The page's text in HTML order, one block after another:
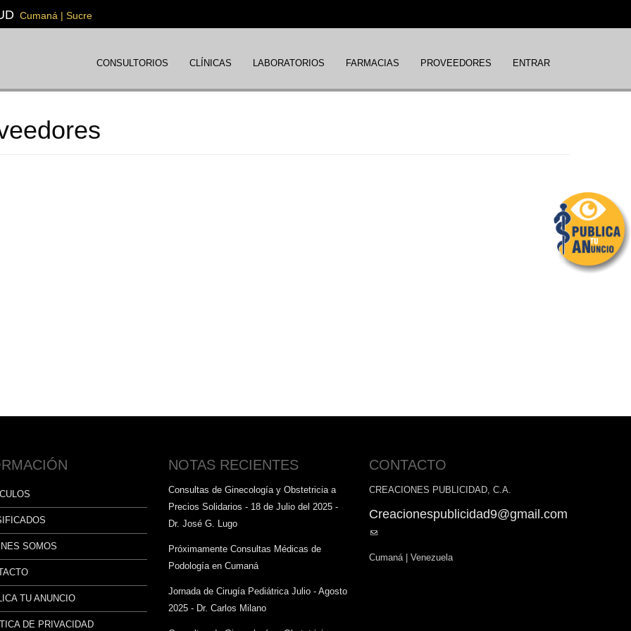
Cumaná | Sucre
CONSULTORIOS CLÍNICAS LABORATORIOS FARMACIAS PROVEEDORES ENTRAR
SOMOS
TU ANUNCIO
DE PRIVACIDAD
NOTAS RECIENTES
Consultas de Ginecología y Obstetricia a
Precios Solidarios - 18 de Julio del 2025 -
Dr. José G. Lugo
Próximamente Consultas Médicas de
Podología en Cumaná
Jornada de Cirugía Pediátrica Julio - Agosto
2025 - Dr. Carlos Milano
CONTACTO
CREACIONES PUBLICIDAD, C.A.
Creacionespublicidad9@gmail.com
(link
Cumaná | Venezuela